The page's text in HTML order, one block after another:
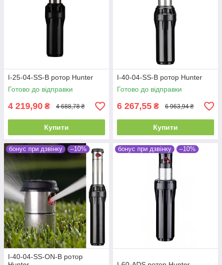
I-25-04-SS-B ротор Hunter
Готово до відправки
4 219,90 ₴ 4 688,78 ₴
Купити
I-40-04-SS-B ротор Hunter
Готово до відправки
6 267,55 ₴ 6 963,94 ₴
Купити
бонус при дзвінку –10%
I-40-04-SS-ON-B ротор
бонус при дзвінку –10%